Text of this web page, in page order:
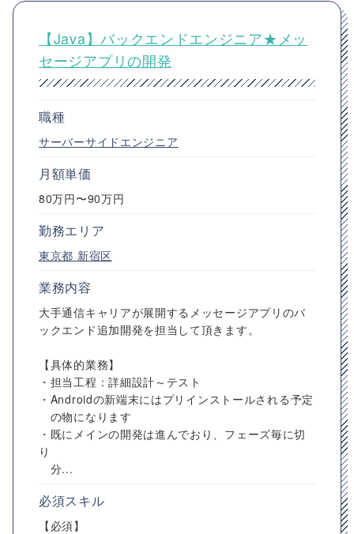
【Java】バックエンドエンジニア★メッ
セージアプリの開発
職種
サーバーサイドエンジニア
月額単価
80万円〜90万円
勤務エリア
東京都 新宿区
業務内容
大手通信キャリアが展開するメッセージアプリのバ
ックエンド追加開発を担当して頂きます。
【具体的業務】
・担当工程：詳細設計～テスト
・Androidの新端末にはプリインストールされる予定
の物になります
・既にメインの開発は進んでおり、フェーズ毎に切
り
分...
必須スキル
【必須】